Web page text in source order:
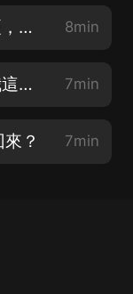
繁花枯萎，你還未歸 05 安知夏，你找死！ 8min
繁花枯萎，你還未歸 06 就是我這個不要臉的男人干的 7min
？ 7min